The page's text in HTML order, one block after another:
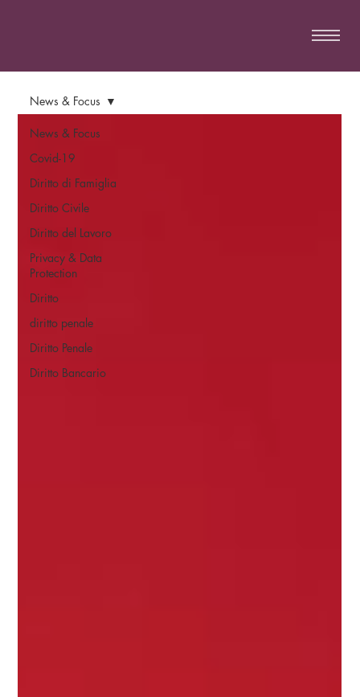
News & Focus
Covid-19
Diritto di Famiglia
Diritto Civile
Diritto del Lavoro
Privacy & Data
Protection
Diritto
diritto penale
Diritto Penale
Diritto Bancario
News & Focus